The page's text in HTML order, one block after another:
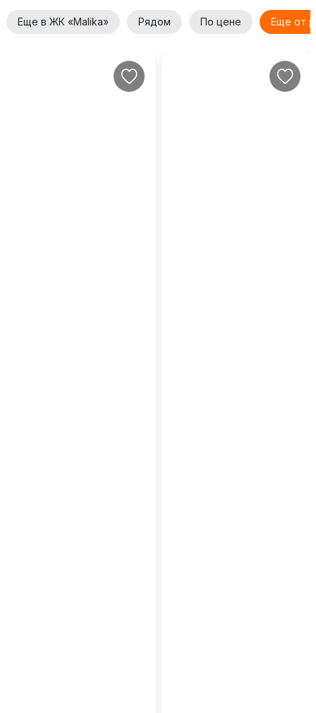
Еще в ЖК «Malika» Рядом По цене Еще от